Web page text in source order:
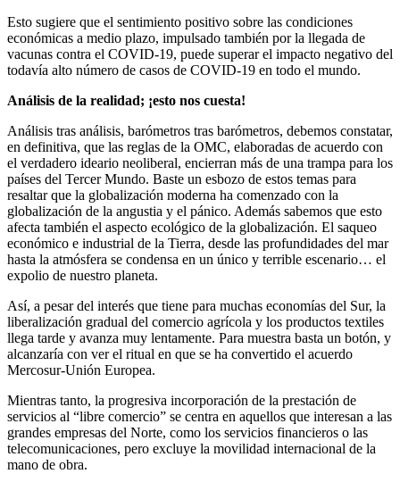
Esto sugiere que el sentimiento positivo sobre las condiciones
económicas a medio plazo, impulsado también por la llegada de
vacunas contra el COVID-19, puede superar el impacto negativo del
todavía alto número de casos de COVID-19 en todo el mundo.
Análisis de la realidad; ¡esto nos cuesta!
Análisis tras análisis, barómetros tras barómetros, debemos constatar,
en definitiva, que las reglas de la OMC, elaboradas de acuerdo con
el verdadero ideario neoliberal, encierran más de una trampa para los
países del Tercer Mundo. Baste un esbozo de estos temas para
resaltar que la globalización moderna ha comenzado con la
globalización de la angustia y el pánico. Además sabemos que esto
afecta también el aspecto ecológico de la globalización. El saqueo
económico e industrial de la Tierra, desde las profundidades del mar
hasta la atmósfera se condensa en un único y terrible escenario… el
expolio de nuestro planeta.
Así, a pesar del interés que tiene para muchas economías del Sur, la
liberalización gradual del comercio agrícola y los productos textiles
llega tarde y avanza muy lentamente. Para muestra basta un botón, y
alcanzaría con ver el ritual en que se ha convertido el acuerdo
Mercosur-Unión Europea.
Mientras tanto, la progresiva incorporación de la prestación de
servicios al “libre comercio” se centra en aquellos que interesan a las
grandes empresas del Norte, como los servicios financieros o las
telecomunicaciones, pero excluye la movilidad internacional de la
mano de obra.